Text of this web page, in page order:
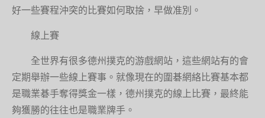
好一些賽程沖突的比賽如何取捨，早做准別。
線上賽
全世界有很多德州撲克的游戲網站，這些網站有的會
定期舉辦一些線上賽事。就像現在的圍碁網絡比賽基本都
是職業碁手奪得獎金一樣，德州撲克的線上比賽，最終能
夠獲勝的往往也是職業牌手。